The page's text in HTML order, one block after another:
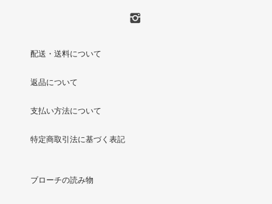
配送・送料について
返品について
支払い方法について
特定商取引法に基づく表記
ブローチの読み物